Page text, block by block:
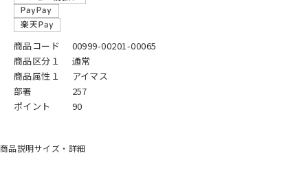
商品コード
00999-00201-00065
商品区分１
通常
商品属性１
アイマス
部署
257
ポイント
90
商品説明サイズ・詳細